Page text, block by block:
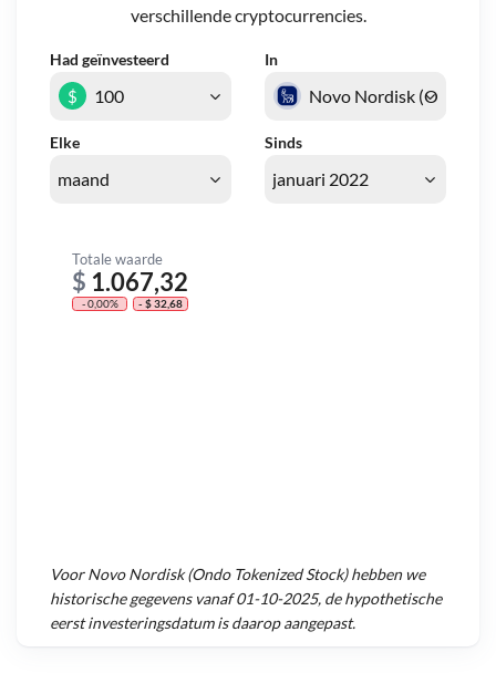
verschillende cryptocurrencies.
Had geïnvesteerd In
Elke Sinds
$
Totale waarde
$ 1.067,32
- 0,00% - $ 32,68
VoorNovo Nordisk (Ondo Tokenized Stock)hebben we
historische gegevens vanaf01-10-2025, de hypothetische
eerst investeringsdatum is daarop aangepast.